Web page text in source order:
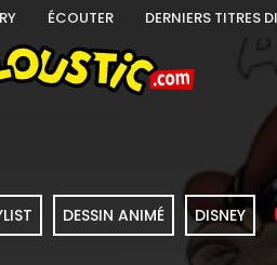
ÉCOUTER DERNIERS TITRES
DESSIN ANIMÉ DISNEY